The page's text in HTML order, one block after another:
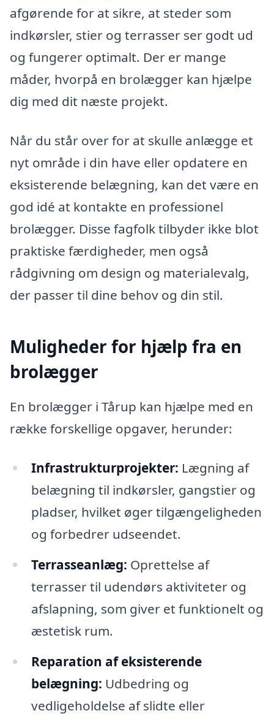
afgørende for at sikre, at steder som
indkørsler, stier og terrasser ser godt ud
og fungerer optimalt. Der er mange
måder, hvorpå en brolægger kan hjælpe
dig med dit næste projekt.
Når du står over for at skulle anlægge et
nyt område i din have eller opdatere en
eksisterende belægning, kan det være en
god idé at kontakte en professionel
brolægger. Disse fagfolk tilbyder ikke blot
praktiske færdigheder, men også
rådgivning om design og materialevalg,
der passer til dine behov og din stil.
Muligheder for hjælp fra en
brolægger
En brolægger i Tårup kan hjælpe med en
række forskellige opgaver, herunder:
Infrastrukturprojekter: Lægning af
belægning til indkørsler, gangstier og
pladser, hvilket øger tilgængeligheden
og forbedrer udseendet.
Terrasseanlæg: Oprettelse af
terrasser til udendørs aktiviteter og
afslapning, som giver et funktionelt og
æstetisk rum.
Reparation af eksisterende
belægning: Udbedring og
vedligeholdelse af slidte eller